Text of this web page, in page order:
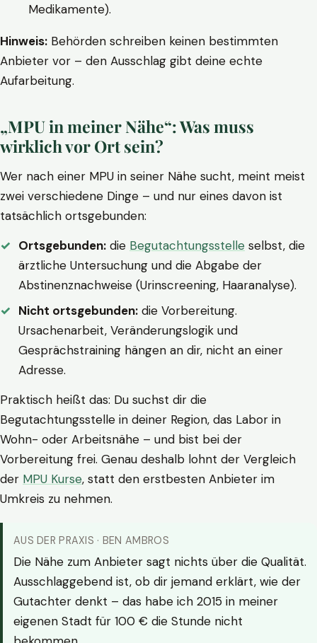
Medikamente).
Hinweis: Behörden schreiben keinen bestimmten
Anbieter vor – den Ausschlag gibt deine echte
Aufarbeitung.
„MPU in meiner Nähe“: Was muss
wirklich vor Ort sein?
Wer nach einer MPU in seiner Nähe sucht, meint meist
zwei verschiedene Dinge – und nur eines davon ist
tatsächlich ortsgebunden:
Ortsgebunden: die Begutachtungsstelle selbst, die
ärztliche Untersuchung und die Abgabe der
Abstinenznachweise (Urinscreening, Haaranalyse).
Nicht ortsgebunden: die Vorbereitung.
Ursachenarbeit, Veränderungslogik und
Gesprächstraining hängen an dir, nicht an einer
Adresse.
Praktisch heißt das: Du suchst dir die
Begutachtungsstelle in deiner Region, das Labor in
Wohn- oder Arbeitsnähe – und bist bei der
Vorbereitung frei. Genau deshalb lohnt der Vergleich
der MPU Kurse, statt den erstbesten Anbieter im
Umkreis zu nehmen.
AUS DER PRAXIS · BEN AMBROS
Die Nähe zum Anbieter sagt nichts über die Qualität.
Ausschlaggebend ist, ob dir jemand erklärt, wie der
Gutachter denkt – das habe ich 2015 in meiner
eigenen Stadt für 100 € die Stunde nicht